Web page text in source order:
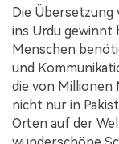
PDF OCR
PDF-
PDF
eSign
Branchen
Kontakt zum
Was ist NEU
PDFelement für
Die Übersetzung
ins Urdu gewinnt
Menschen
und
die von Millionen
nicht nur in
Orten auf der